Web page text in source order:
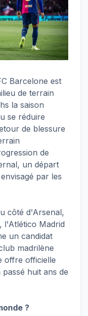
Barcelone est
de terrain
la saison
se réduire
de blessure
de
un départ
par les
côté d'Arsenal,
l'Atlético Madrid
un candidat
madrilène
offre officielle
huit ans de
?